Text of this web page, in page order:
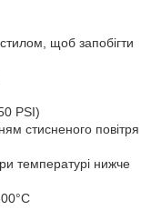
щоб запобігти
PSI)
стисненого повітря
температурі нижче